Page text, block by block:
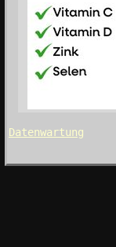
Datenwartung